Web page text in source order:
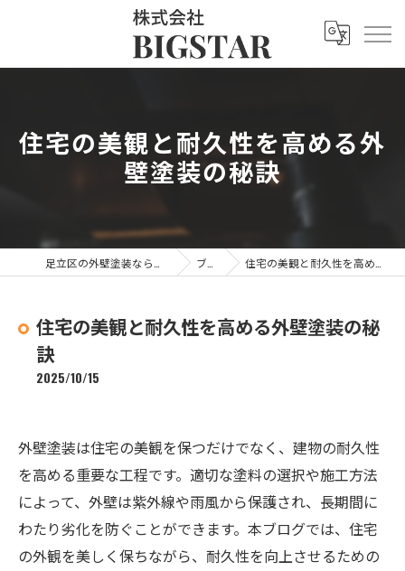
住宅の美観と耐久性を高める外
壁塗装の秘訣
ブログ 住宅の美観と耐久性を高める外壁塗装の秘訣
住宅の美観と耐久性を高める外壁塗装の秘
訣
2025/10/15
外壁塗装は住宅の美観を保つだけでなく、建物の耐久性
を高める重要な工程です。適切な塗料の選択や施工方法
によって、外壁は紫外線や雨風から保護され、長期間に
わたり劣化を防ぐことができます。本ブログでは、住宅
の外観を美しく保ちながら、耐久性を向上させるための